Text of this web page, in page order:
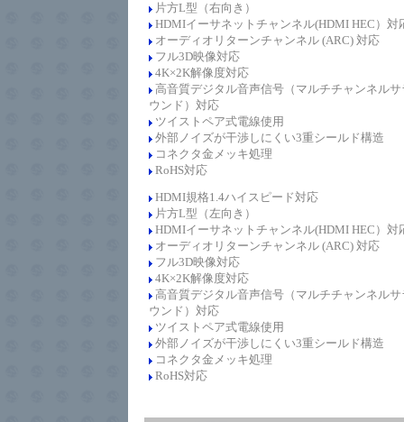
片方L型（右向き）
HDMIイーサネットチャンネル(HDMI HEC）対
オーディオリターンチャンネル (ARC) 対応
フル3D映像対応
4K×2K解像度対応
高音質デジタル音声信号（マルチチャンネルサ
ウンド）対応
ツイストペア式電線使用
外部ノイズが干渉しにくい3重シールド構造
コネクタ金メッキ処理
RoHS対応
HDMI規格1.4ハイスピード対応
片方L型（左向き）
HDMIイーサネットチャンネル(HDMI HEC）対
オーディオリターンチャンネル (ARC) 対応
フル3D映像対応
4K×2K解像度対応
高音質デジタル音声信号（マルチチャンネルサ
ウンド）対応
ツイストペア式電線使用
外部ノイズが干渉しにくい3重シールド構造
コネクタ金メッキ処理
RoHS対応